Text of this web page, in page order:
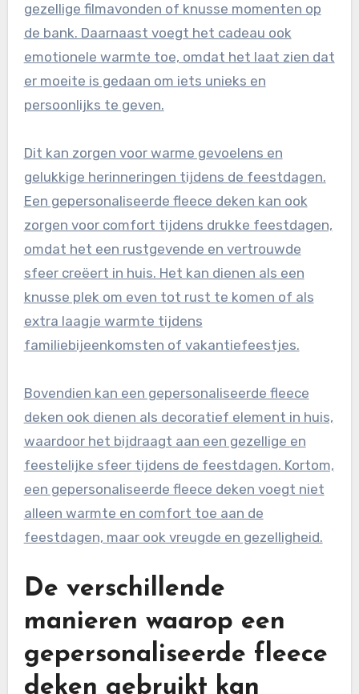
gezellige filmavonden of knusse momenten op
de bank. Daarnaast voegt het cadeau ook
emotionele warmte toe, omdat het laat zien dat
er moeite is gedaan om iets unieks en
persoonlijks te geven.
Dit kan zorgen voor warme gevoelens en
gelukkige herinneringen tijdens de feestdagen.
Een gepersonaliseerde fleece deken kan ook
zorgen voor comfort tijdens drukke feestdagen,
omdat het een rustgevende en vertrouwde
sfeer creëert in huis. Het kan dienen als een
knusse plek om even tot rust te komen of als
extra laagje warmte tijdens
familiebijeenkomsten of vakantiefeestjes.
Bovendien kan een gepersonaliseerde fleece
deken ook dienen als decoratief element in huis,
waardoor het bijdraagt aan een gezellige en
feestelijke sfeer tijdens de feestdagen. Kortom,
een gepersonaliseerde fleece deken voegt niet
alleen warmte en comfort toe aan de
feestdagen, maar ook vreugde en gezelligheid.
De verschillende
manieren waarop een
gepersonaliseerde fleece
deken gebruikt kan